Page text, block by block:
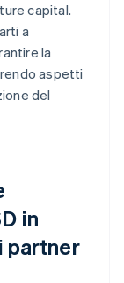
capital.
a
la
aspetti
del
in
partner